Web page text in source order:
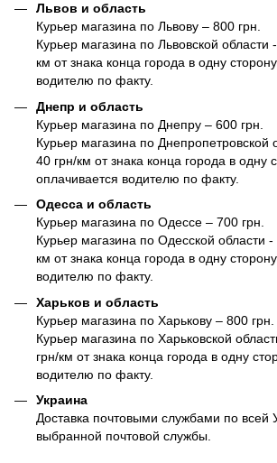
Львов и область
Курьер магазина по Львову – 800 грн.
Курьер магазина по Львовской области
км от знака конца города в одну
водителю по факту.
Днепр и область
Курьер магазина по Днепру – 600 грн.
Курьер магазина по Днепропетровской
40 грн/км от знака конца города в одну
оплачивается водителю по факту.
Одесса и область
Курьер магазина по Одессе – 700 грн.
Курьер магазина по Одесской области -
км от знака конца города в одну
водителю по факту.
Харьков и область
Курьер магазина по Харькову – 800 грн.
Курьер магазина по Харьковской
грн/км от знака конца города в одну
водителю по факту.
Украина
Доставка почтовыми службами по всей
выбранной почтовой службы.